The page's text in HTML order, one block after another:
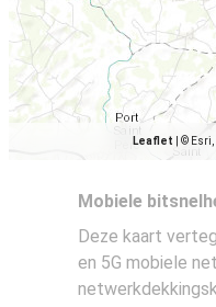
Leaflet © Esri,
Mobiele
Deze kaart
en 5G mobiele